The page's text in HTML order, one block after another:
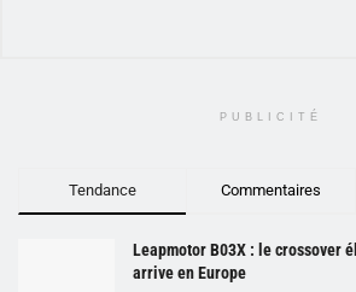
PUBLICITÉ
Tendance Commentaires
Leapmotor B03X : le crossover
arrive en Europe